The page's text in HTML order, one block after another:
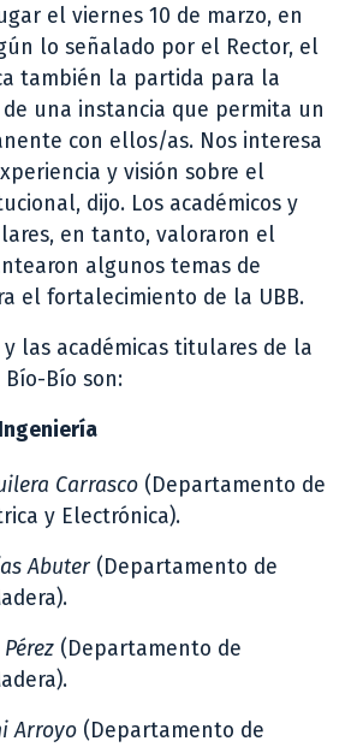
el viernes 10 de marzo, en
lo señalado por el Rector, el
también la partida para la
una instancia que permita un
con ellos/as. Nos interesa
y visión sobre el
dijo. Los académicos y
en tanto, valoraron el
algunos temas de
el fortalecimiento de la UBB.
y las académicas titulares de la
Bío son:
Carrasco (Departamento de
y Electrónica).
Abuter (Departamento de
(Departamento de
Arroyo (Departamento de